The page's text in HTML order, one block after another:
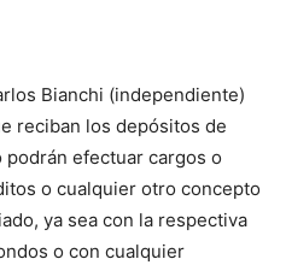
Bianchi (independiente)
reciban los depósitos de
efectuar cargos o
o cualquier otro concepto
ya sea con la respectiva
o con cualquier